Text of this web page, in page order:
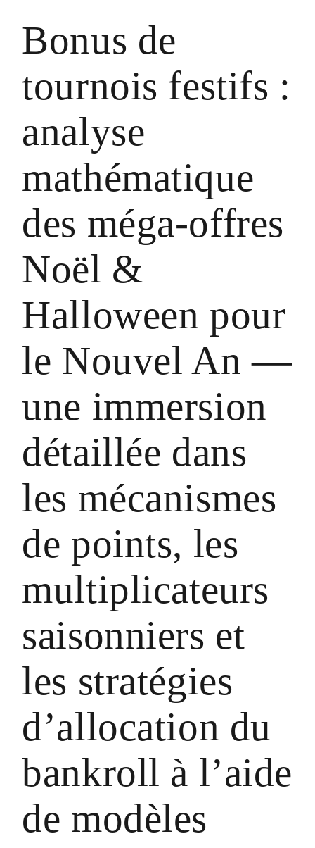
Bonus de
tournois festifs :
analyse
mathématique
des méga‑offres
Noël &
Halloween pour
le Nouvel An —
une immersion
détaillée dans
les mécanismes
de points, les
multiplicateurs
saisonniers et
les stratégies
d’allocation du
bankroll à l’aide
de modèles